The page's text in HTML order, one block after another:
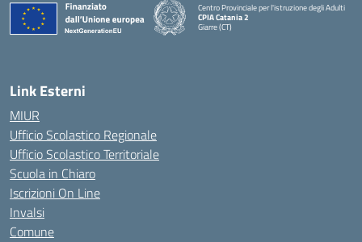
Centro Provinciale per l'istruzione degli Adulti
CPIA Catania 2
Giarre (CT)
Link Esterni
MIUR
Ufficio Scolastico Regionale
Ufficio Scolastico Territoriale
Scuola in Chiaro
Iscrizioni On Line
Invalsi
Comune